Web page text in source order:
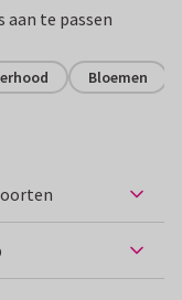
te passen
Bloemen